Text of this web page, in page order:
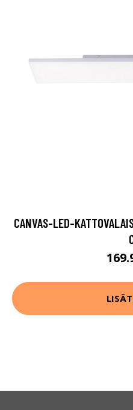
CANVAS-LED-